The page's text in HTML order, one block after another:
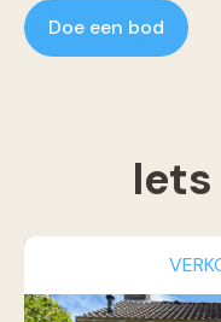
Doe een bod
Iets